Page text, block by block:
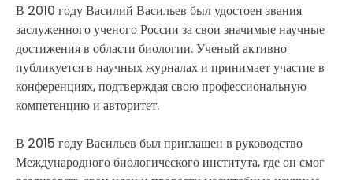
В 2010 году Василий Васильев был удостоен звания
заслуженного ученого России за свои значимые научные
достижения в области биологии. Ученый активно
публикуется в научных журналах и принимает участие в
конференциях, подтверждая свою профессиональную
компетенцию и авторитет.
В 2015 году Васильев был приглашен в руководство
Международного биологического института, где он смог